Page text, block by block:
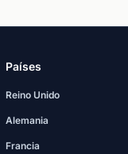
Países
Reino Unido
Alemania
Francia